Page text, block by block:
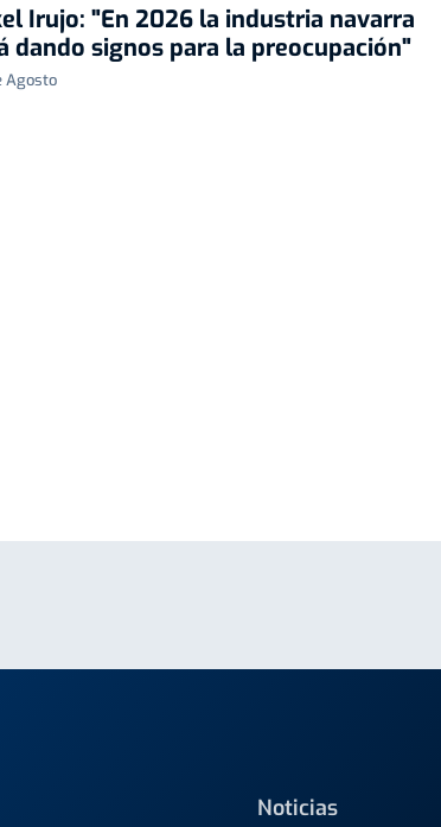
Irujo: "En 2026 la industria navarra
dando signos para la preocupación"
Agosto
Noticias